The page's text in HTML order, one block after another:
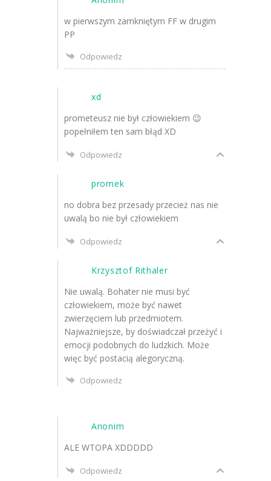
w pierwszym zamkniętym FF w drugim
PP
Odpowiedz
xd
prometeusz nie był człowiekiem 😉
popełniłem ten sam błąd XD
Odpowiedz
promek
no dobra bez przesady przecież nas nie
uwalą bo nie był człowiekiem
Odpowiedz
Krzysztof Rithaler
Nie uwalą. Bohater nie musi być
człowiekiem, może być nawet
zwierzęciem lub przedmiotem.
Najważniejsze, by doświadczał przeżyć i
emocji podobnych do ludzkich. Może
więc być postacią alegoryczną.
Odpowiedz
Anonim
ALE WTOPA XDDDDD
Odpowiedz